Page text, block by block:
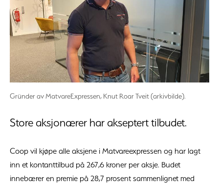
Gründer av MatvareExpressen, Knut Roar Tveit (arkivbilde).
Store aksjonærer har akseptert tilbudet.
Coop vil kjøpe alle aksjene i Matvareexpressen og har lagt
inn et kontanttilbud på 267,6 kroner per aksje. Budet
innebærer en premie på 28,7 prosent sammenlignet med